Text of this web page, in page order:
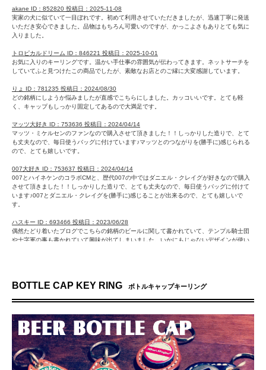
akane ID：852820 投稿日：2025-11-08
実家の犬に似ていて一目ぼれです。初めて利用させていただきましたが、迅速丁寧に発送
いただき安心できました。品物はもちろん可愛いのですが、かっこよさもありとても気に
入りました。
トロピカルドリーム ID：846221 投稿日：2025-10-01
お気に入りのキーリングです。温かい手仕事の雰囲気が伝わってきます。ネットサーチを
していてふと見つけたこの商品でしたが、素敵なお店とのご縁に大変感謝しています。
りょ ID：781235 投稿日：2024/08/30
どの銘柄にしようか悩みましたが直感でこちらにしました。カッコいいです。とても軽
く、キャップもしっかり固定してあるので大満足です。
マッツ大好き ID：753636 投稿日：2024/04/14
マッツ・ミケルセンのファンなので購入させて頂きました！！しっかりした造りで、とて
も丈夫なので、毎日使うバッグに付けています♪マッツとのつながりを(勝手に)感じられる
ので、とても嬉しいです。
007大好き ID：753637 投稿日：2024/04/14
007とハイネケンのコラボCMと、歴代007の中ではダニエル・クレイグが好きなので購入
させて頂きました！！しっかりした造りで、とても丈夫なので、毎日使うバッグに付けて
います♪007とダニエル・クレイグを(勝手に)感じることが出来るので、とても嬉しいで
す。
ハスキー ID：693466 投稿日：2023/06/28
偶然たどり着いたブログでこちらの銘柄のビールに関して書かれていて、テンプル騎士団
や十字軍の事も書かれていて興味が出てしまいました。いかにもじゃないデザインが使い
もあり、初めての利用でしたが安心して購入できるショップでした。ありがとう。
Akiiii ID：689232 投稿日：2023/06/08
会い、めっちゃ欲しい形だったのもあり即買いでした！クオリティも素晴らしいし、イロ
チで欲しいくらいでした。大事に使わせてもらいます！
さおーん ID：687319 投稿日：2023/05/30
夫の誕生日プレゼントに購入しました！フクロウがとっても可愛くて他にない商品なので
とても喜んでもらえました！自分の分も買ってお揃いにしました♪ビール好きな方へのプレ
BOTTLE CAP KEY RING ボトルキャップキーリング